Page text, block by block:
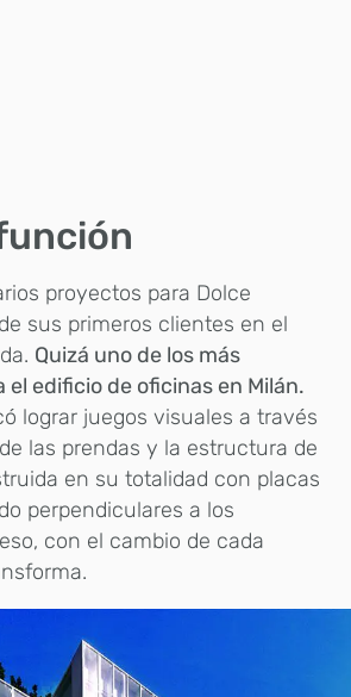
proyectos para Dolce
sus primeros clientes en el
Quizá uno de los más
el edificio de oficinas en Milán.
lograr juegos visuales a través
las prendas y la estructura de
en su totalidad con placas
perpendiculares a los
con el cambio de cada